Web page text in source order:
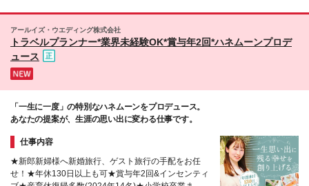
の範囲)上記を除く当社関連勤務地
・1年後、驚くほど成長した大好きな自分に出会える
これが同社のカルチャーだ。
アールイズ・ウエディング株式会社
トラベルプランナー*業界未経験OK*賞与年2回*ハネムーンプロデ
ュース
「一生に一度」の特別なハネムーンをプロデュース。
あなたの提案が、生涯の思い出に変わる仕事です。
仕事内容
★新郎新婦様へ新婚旅行、ゲスト旅行の手配をお任
せ！★年休130日以上も可★賞与年2回&インセンティ